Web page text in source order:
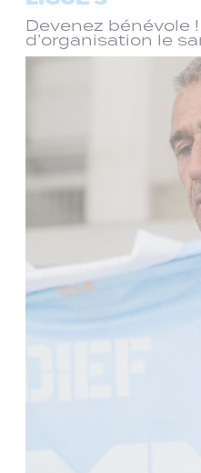
Devenez bénévole
d’organisation le